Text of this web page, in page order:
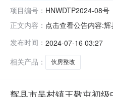
项目编号： HNWDTP2024-08号
正文内容： 点击查看公告内容:
目资金来源为国有资
市吴村镇王敬屯初
发布时间： 2024-07-16 03:27
相关产品：
伙房整改
辉县市吴村镇王敬屯初